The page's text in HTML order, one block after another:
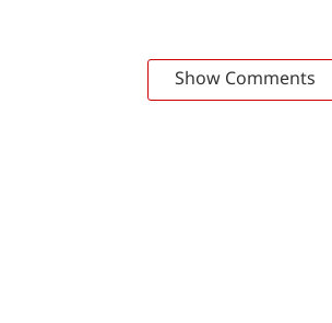
Show Comments